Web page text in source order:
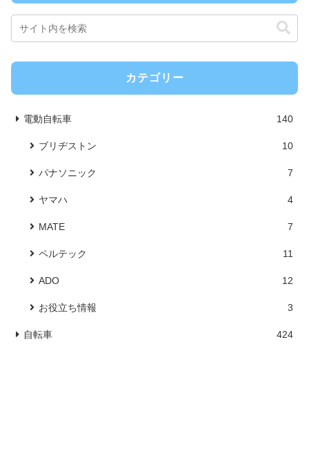
カテゴリー
電動自転車 140
ブリヂストン 10
パナソニック 7
ヤマハ 4
MATE 7
ペルテック 11
ADO 12
お役立ち情報 3
自転車 424